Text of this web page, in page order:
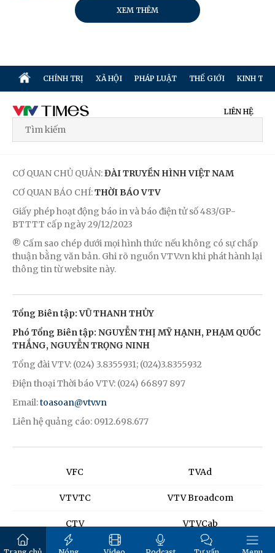
XEM THÊM
CHÍNH TRỊ XÃ HỘI PHÁP LUẬT THẾ GIỚI KINH TẾ
LIÊN HỆ
CƠ QUAN CHỦ QUẢN:ĐÀI TRUYỀN HÌNH VIỆT NAM
CƠ QUAN BÁO CHÍ:THỜI BÁO VTV
Giấy phép hoạt động báo in và báo điện tử số 483/GP-
BTTTT cấp ngày 29/12/2023
® Cấm sao chép dưới mọi hình thức nếu không có sự chấp
thuận bằng văn bản. Ghi rõ nguồn VTV.vn khi phát hành lại
thông tin từ website này.
Tổng Biên tập: VŨ THANH THỦY
Phó Tổng Biên tập: NGUYỄN THỊ MỸ HẠNH, PHẠM QUỐC
THẮNG, NGUYỄN TRỌNG NINH
Tổng đài VTV: (024) 3.8355931; (024)3.8355932
Điện thoại Thời báo VTV: (024) 66897 897
Email:toasoan@vtv.vn
Liên hệ quảng cáo: 0912.698.677
VFC
VTVTC
CTV
K+
TVAd
VTV Broadcom
VTVCab
SCTV